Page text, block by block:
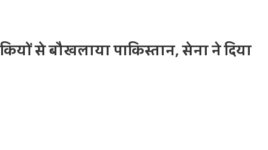
से बौखलाया पाकिस्तान, सेना ने दिया